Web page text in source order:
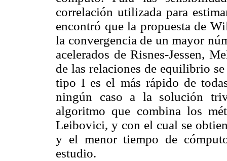
correlación utilizada para
encontró que la propuesta de
la convergencia de un mayor
acelerados de Risnes-Jessen,
de las relaciones de equilibrio
tipo I es el más rápido de
ningún caso a la solución
algoritmo que combina los
Leibovici, y con el cual se
y el menor tiempo de
estudio.